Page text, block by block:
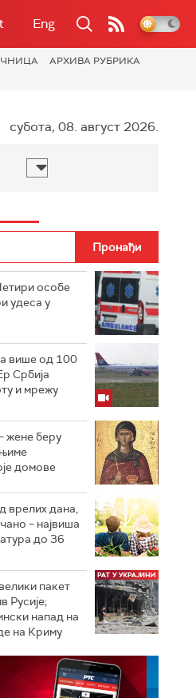
Eng
АРХИВА РУБРИКА
субота, 08. август 2026.
особе
удеса у
више од 100
Србија
и мрежу
жене беру
домове
врелих дана,
– највиша
до 36
пакет
Русије;
напад на
на Криму